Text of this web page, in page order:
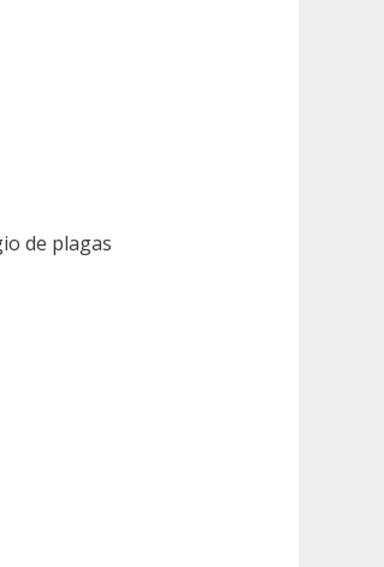
de plagas